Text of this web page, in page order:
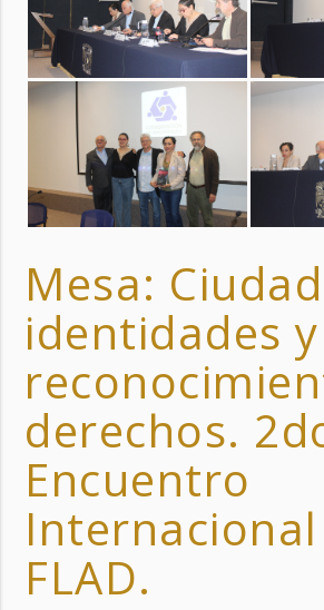
Mesa:
identidades y
derechos.
Encuentro
FLAD.